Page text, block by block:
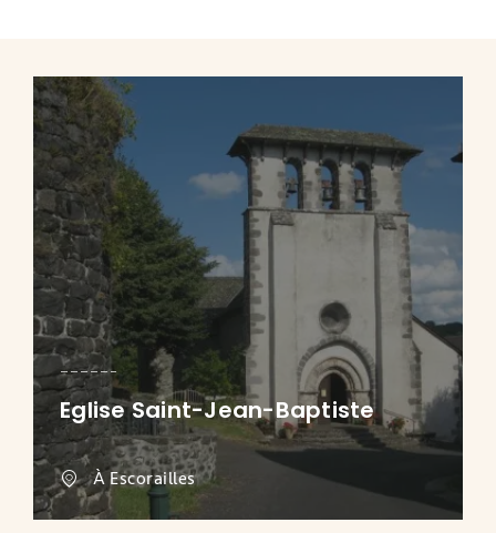
Eglise Saint-Jean-Baptiste
À Escorailles